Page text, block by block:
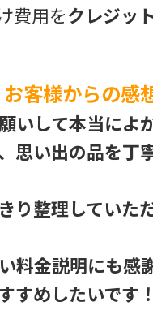
費用をクレジッ
お客様からの感
いして本当によ
思い出の品を丁
り整理していた
料金説明にも感
すめしたいです！